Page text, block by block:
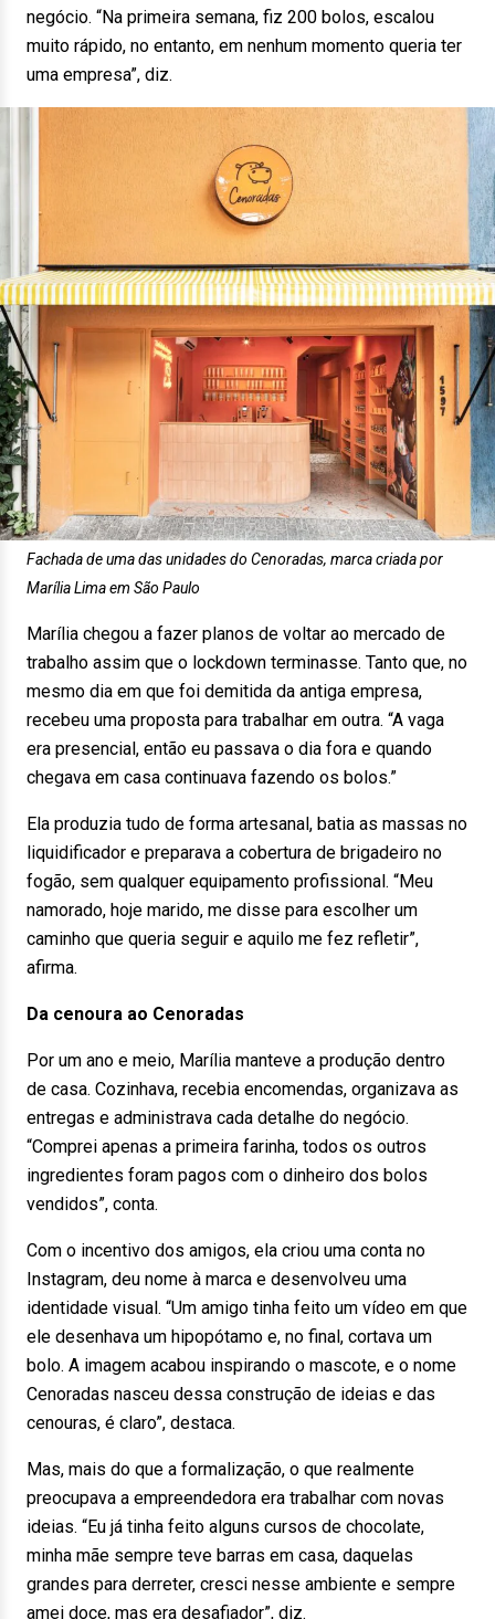
negócio. “Na primeira semana, fiz 200 bolos, escalou
muito rápido, no entanto, em nenhum momento queria ter
uma empresa”, diz.
Fachada de uma das unidades do Cenoradas, marca criada por
Marília Lima em São Paulo
Marília chegou a fazer planos de voltar ao mercado de
trabalho assim que o lockdown terminasse. Tanto que, no
mesmo dia em que foi demitida da antiga empresa,
recebeu uma proposta para trabalhar em outra. “A vaga
era presencial, então eu passava o dia fora e quando
chegava em casa continuava fazendo os bolos.”
Ela produzia tudo de forma artesanal, batia as massas no
liquidificador e preparava a cobertura de brigadeiro no
fogão, sem qualquer equipamento profissional. “Meu
namorado, hoje marido, me disse para escolher um
caminho que queria seguir e aquilo me fez refletir”,
afirma.
Da cenoura ao Cenoradas
Por um ano e meio, Marília manteve a produção dentro
de casa. Cozinhava, recebia encomendas, organizava as
entregas e administrava cada detalhe do negócio.
“Comprei apenas a primeira farinha, todos os outros
ingredientes foram pagos com o dinheiro dos bolos
vendidos”, conta.
Com o incentivo dos amigos, ela criou uma conta no
Instagram, deu nome à marca e desenvolveu uma
identidade visual. “Um amigo tinha feito um vídeo em que
ele desenhava um hipopótamo e, no final, cortava um
bolo. A imagem acabou inspirando o mascote, e o nome
Cenoradas nasceu dessa construção de ideias e das
cenouras, é claro”, destaca.
Mas, mais do que a formalização, o que realmente
preocupava a empreendedora era trabalhar com novas
ideias. “Eu já tinha feito alguns cursos de chocolate,
minha mãe sempre teve barras em casa, daquelas
grandes para derreter, cresci nesse ambiente e sempre
amei doce, mas era desafiador”, diz.